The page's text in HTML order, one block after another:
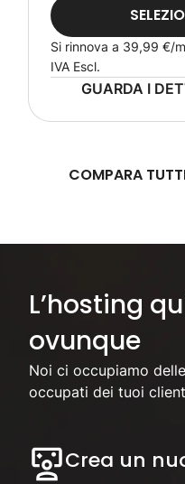
Si rinnova a 39,99 €/
IVA Escl.
GUARDA I
COMPARA
L’hosting
ovunque
Noi ci occupiamo
occupati dei tuoi
Crea un